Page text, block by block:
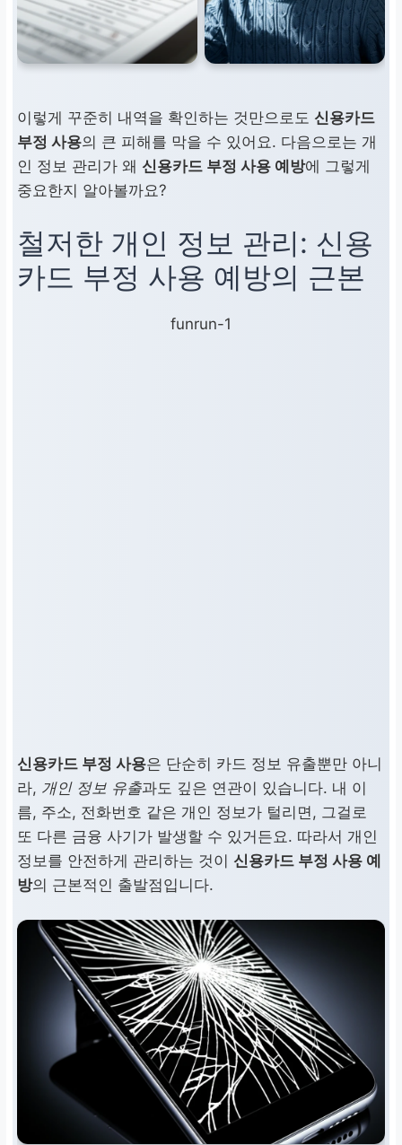
이렇게 꾸준히 내역을 확인하는 것만으로도 신용카드
부정 사용의 큰 피해를 막을 수 있어요. 다음으로는 개
인 정보 관리가 왜 신용카드 부정 사용 예방에 그렇게
중요한지 알아볼까요?
철저한 개인 정보 관리: 신용
카드 부정 사용 예방의 근본
funrun-1
신용카드 부정 사용은 단순히 카드 정보 유출뿐만 아니
라, 개인 정보 유출과도 깊은 연관이 있습니다. 내 이
름, 주소, 전화번호 같은 개인 정보가 털리면, 그걸로
또 다른 금융 사기가 발생할 수 있거든요. 따라서 개인
정보를 안전하게 관리하는 것이 신용카드 부정 사용 예
방의 근본적인 출발점입니다.